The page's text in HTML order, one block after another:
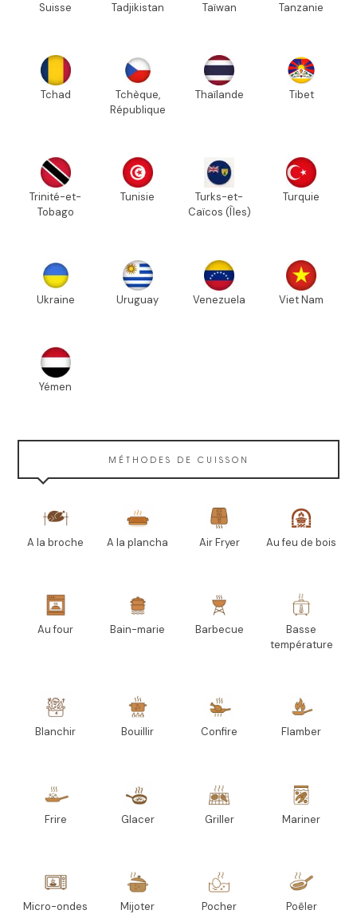
Suisse Tadjikistan Taïwan Tanzanie
Tchad
Tchèque,
République
Thaïlande Tibet
Trinité-et-
Tobago
Tunisie
Turks-et-
Caïcos (Îles)
Turquie
Ukraine Uruguay Venezuela Viet Nam
Yémen
MÉTHODES DE CUISSON
A la broche A la plancha Air Fryer Au feu de bois
Au four Bain-marie Barbecue
Basse
température
Blanchir Bouillir Confire Flamber
Frire Glacer Griller Mariner
Micro-ondes Mijoter Pocher Poêler